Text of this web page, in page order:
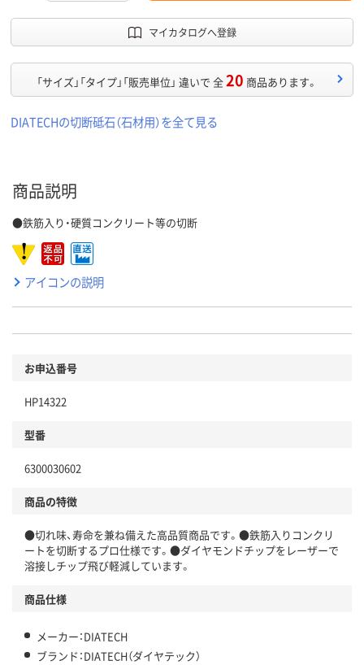
マイカタログへ登録
「サイズ」「タイプ」「販売単位」 違いで 全20 商品あります。
DIATECHの切断砥石（石材用）を全て見る
商品説明
●鉄筋入り・硬質コンクリート等の切断
アイコンの説明
お申込番号
HP14322
型番
6300030602
商品の特徴
●切れ味、寿命を兼ね備えた高品質商品です。●鉄筋入りコンクリ
ートを切断するプロ仕様です。●ダイヤモンドチップをレーザーで
溶接しチップ飛び軽減しています。
商品仕様
メーカー：DIATECH
ブランド：DIATECH（ダイヤテック）